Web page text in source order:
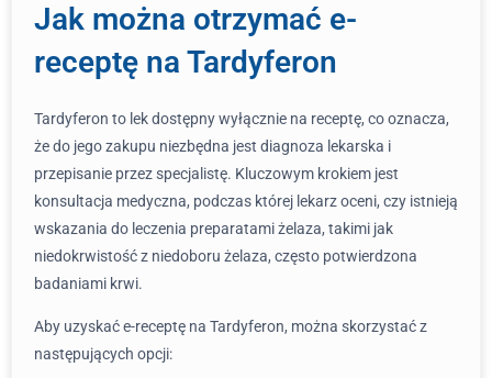
Jak można otrzymać e-
receptę na Tardyferon
Tardyferon to lek dostępny wyłącznie na receptę, co oznacza,
że do jego zakupu niezbędna jest diagnoza lekarska i
przepisanie przez specjalistę. Kluczowym krokiem jest
konsultacja medyczna, podczas której lekarz oceni, czy istnieją
wskazania do leczenia preparatami żelaza, takimi jak
niedokrwistość z niedoboru żelaza, często potwierdzona
badaniami krwi.
Aby uzyskać e-receptę na Tardyferon, można skorzystać z
następujących opcji: